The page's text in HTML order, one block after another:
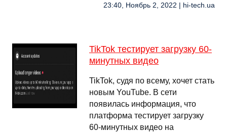
23:40, Ноябрь 2, 2022 | hi-tech.ua
TikTok тестирует загрузку 60-
минутных видео
TikTok, судя по всему, хочет стать
новым YouTube. В сети
появилась информация, что
платформа тестирует загрузку
60-минутных видео на